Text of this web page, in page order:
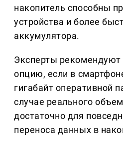
накопитель способны
устройства и более
аккумулятора.
Эксперты
опцию, если в
гигабайт оперативной
случае реального
достаточно для
переноса данных в